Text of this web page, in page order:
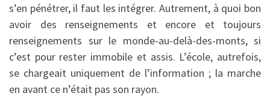
s’en pénétrer, il faut les intégrer. Autrement, à quoi bon
avoir des renseignements et encore et toujours
renseignements sur le monde-au-delà-des-monts, si
c’est pour rester immobile et assis. L’école, autrefois,
se chargeait uniquement de l’information ; la marche
en avant ce n’était pas son rayon.